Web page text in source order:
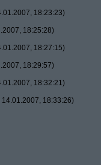
18:23:23)
18:25:28)
18:27:15)
18:29:57)
18:32:21)
14.01.2007, 18:33:26)